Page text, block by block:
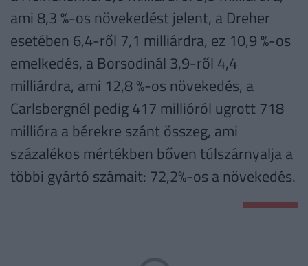
ami 8,3 %-os növekedést jelent, a Dreher
esetében 6,4-ről 7,1 milliárdra, ez 10,9 %-os
emelkedés, a Borsodinál 3,9-ről 4,4
milliárdra, ami 12,8 %-os növekedés, a
Carlsbergnél pedig 417 millióról ugrott 718
millióra a bérekre szánt összeg, ami
százalékos mértékben bőven túlszárnyalja a
többi gyártó számait: 72,2%-os a növekedés.